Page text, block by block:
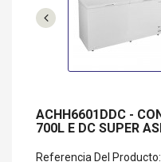
ACHH6601DDC -
700L E DC SUPER
Referencia Del Producto: